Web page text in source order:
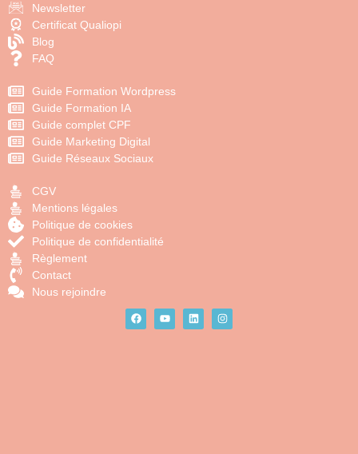
Newsletter
Certificat Qualiopi
Blog
FAQ
Guide Formation Wordpress
Guide Formation IA
Guide complet CPF
Guide Marketing Digital
Guide Réseaux Sociaux
CGV
Mentions légales
Politique de cookies
Politique de confidentialité
Règlement
Contact
Nous rejoindre